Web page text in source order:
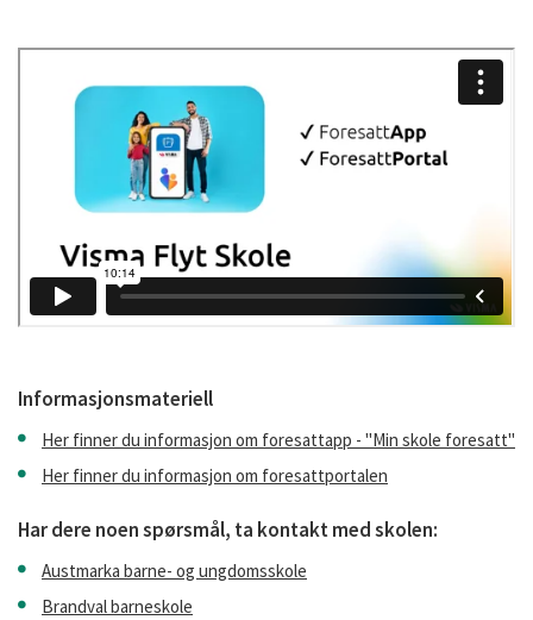
Informasjonsmateriell
Her finner du informasjon om foresattapp - "Min skole foresatt"
Her finner du informasjon om foresattportalen
Har dere noen spørsmål, ta kontakt med skolen:
Austmarka barne- og ungdomsskole
Brandval barneskole